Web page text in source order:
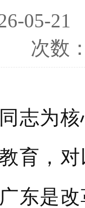
05-21
次
为核
育，
东是